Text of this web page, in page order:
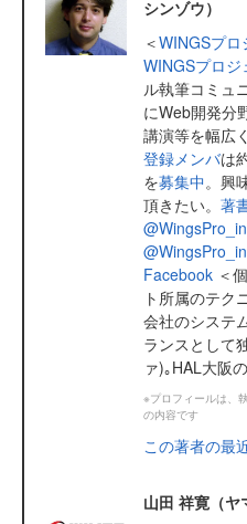
シンゾウ）
＜WINGSプロ
WINGSプロジ
ル執筆コミュ
にWeb開発分
講演等を幅広
登録メンバは
を募集中。興
頂きたい。 著
Facebook ＜
ト所属のテク
会社のシステ
ランスとして
ァ)｡HAL大阪
※プロフィールは、
の内容です
この著者の最
山田 祥寛（ヤ